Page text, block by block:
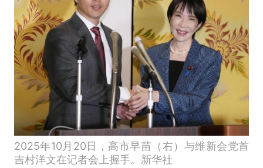
2025年10月20日，高市早苗（右）与维新会党首
吉村洋文在记者会上握手。新华社